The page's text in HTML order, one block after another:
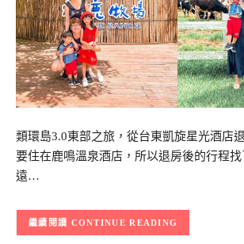
類環島3.0東部之旅，從台東凱旋星光酒店
要住在鹿鳴溫泉酒店，所以退房後的行程
遠…
CONTINUE READING